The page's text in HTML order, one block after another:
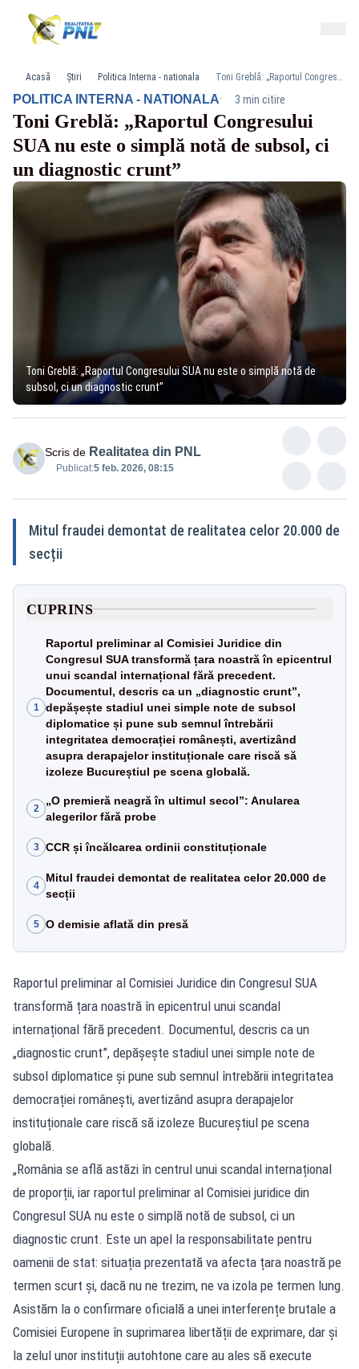
Acasă Știri Politica Interna - nationala Toni Greblă: „Raportul Congresului SUA nu este o simplă notă de subsol, ci un diagnostic crunt”
POLITICA INTERNA - NATIONALA· 3 min citire
Toni Greblă: „Raportul Congresului
SUA nu este o simplă notă de subsol, ci
un diagnostic crunt”
Toni Greblă: „Raportul Congresului SUA nu este o simplă notă de
subsol, ci un diagnostic crunt”
Scris de Realitatea din PNL
Publicat:5 feb. 2026, 08:15
Mitul fraudei demontat de realitatea celor 20.000 de
secții
CUPRINS
1
Raportul preliminar al Comisiei Juridice din
Congresul SUA transformă țara noastră în epicentrul
unui scandal internațional fără precedent.
Documentul, descris ca un „diagnostic crunt”,
depășește stadiul unei simple note de subsol
diplomatice și pune sub semnul întrebării
integritatea democrației românești, avertizând
asupra derapajelor instituționale care riscă să
izoleze Bucureștiul pe scena globală.
2
„O premieră neagră în ultimul secol”: Anularea
alegerilor fără probe
3 CCR și încălcarea ordinii constituționale
4
Mitul fraudei demontat de realitatea celor 20.000 de
secții
5 O demisie aflată din presă
Raportul preliminar al Comisiei Juridice din Congresul SUA
transformă țara noastră în epicentrul unui scandal
internațional fără precedent. Documentul, descris ca un
„diagnostic crunt”, depășește stadiul unei simple note de
subsol diplomatice și pune sub semnul întrebării integritatea
democrației românești, avertizând asupra derapajelor
instituționale care riscă să izoleze Bucureștiul pe scena
globală.
„România se află astăzi în centrul unui scandal internațional
de proporții, iar raportul preliminar al Comisiei juridice din
Congresul SUA nu este o simplă notă de subsol, ci un
diagnostic crunt. Este un apel la responsabilitate pentru
oamenii de stat: situația prezentată va afecta țara noastră pe
termen scurt și, dacă nu ne trezim, ne va izola pe termen lung.
Asistăm la o confirmare oficială a unei interferențe brutale a
Comisiei Europene în suprimarea libertății de exprimare, dar și
la zelul unor instituții autohtone care au ales să execute